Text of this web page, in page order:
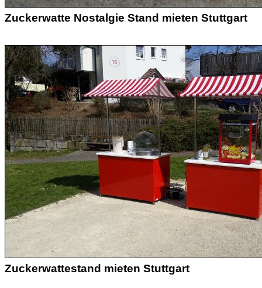
Zuckerwatte Nostalgie Stand mieten Stuttgart
Zuckerwattestand mieten Stuttgart